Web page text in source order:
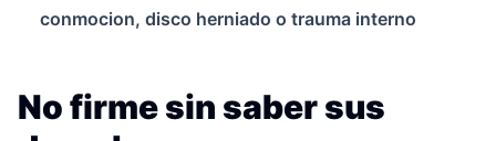
conmocion, disco herniado o trauma interno
No firme sin saber sus